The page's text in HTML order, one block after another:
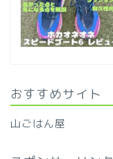
おすすめサイト
山ごはん屋